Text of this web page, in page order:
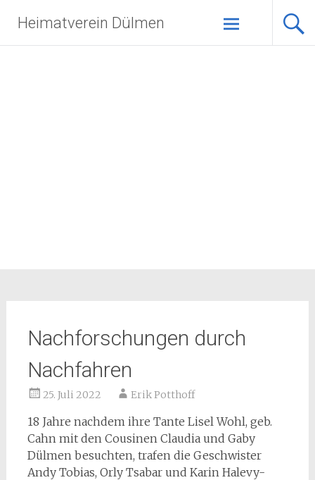
Inhalt
springen
Heimatverein Dülmen
Nachforschungen durch
Nachfahren
25. Juli 2022 Erik Potthoff
18 Jahre nachdem ihre Tante Lisel Wohl, geb.
Cahn mit den Cousinen Claudia und Gaby
Dülmen besuchten, trafen die Geschwister
Andy Tobias, Orly Tsabar und Karin Halevy-